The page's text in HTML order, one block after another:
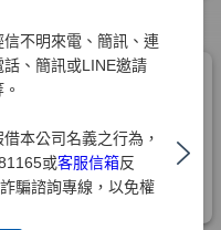
不明來電、簡訊、連
、簡訊或LINE邀請
本公司名義之行為，
或客服信箱反
騙諮詢專線，以免權